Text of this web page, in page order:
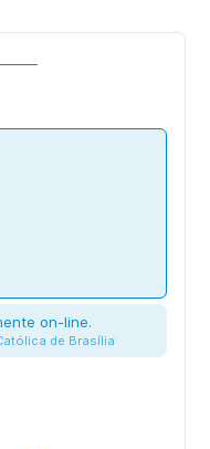
on-line.
de Brasília